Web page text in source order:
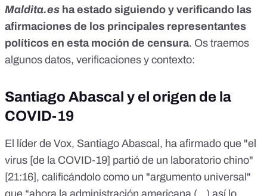
Maldita.es ha estado siguiendo y verificando las
afirmaciones de los principales representantes
políticos en esta moción de censura. Os traemos
algunos datos, verificaciones y contexto:
Santiago Abascal y el origen de la
COVID-19
El líder de Vox, Santiago Abascal, ha afirmado que "el
virus [de la COVID-19] partió de un laboratorio chino"
[21:16], calificándolo como un "argumento universal"